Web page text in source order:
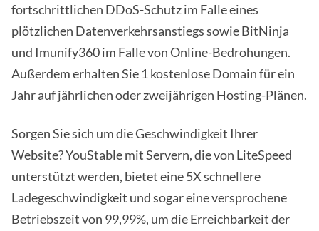
fortschrittlichen DDoS-Schutz im Falle eines
plötzlichen Datenverkehrsanstiegs sowie BitNinja
und Imunify360 im Falle von Online-Bedrohungen.
Außerdem erhalten Sie 1 kostenlose Domain für ein
Jahr auf jährlichen oder zweijährigen Hosting-Plänen.
Sorgen Sie sich um die Geschwindigkeit Ihrer
Website? YouStable mit Servern, die von LiteSpeed
unterstützt werden, bietet eine 5X schnellere
Ladegeschwindigkeit und sogar eine versprochene
Betriebszeit von 99,99%, um die Erreichbarkeit der